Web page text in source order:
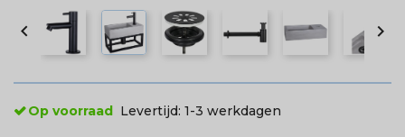
 
Op voorraad Levertijd: 1-3 werkdagen